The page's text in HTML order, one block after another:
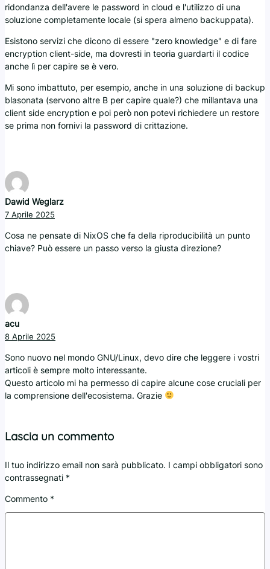
ridondanza dell'avere le password in cloud e l'utilizzo di una
soluzione completamente locale (si spera almeno backuppata).
Esistono servizi che dicono di essere "zero knowledge" e di fare
encryption client-side, ma dovresti in teoria guardarti il codice
anche lì per capire se è vero.
Mi sono imbattuto, per esempio, anche in una soluzione di backup
blasonata (servono altre B per capire quale?) che millantava una
client side encryption e poi però non potevi richiedere un restore
se prima non fornivi la password di crittazione.
Dawid Weglarz
7 Aprile 2025
Cosa ne pensate di NixOS che fa della riproducibilità un punto
chiave? Può essere un passo verso la giusta direzione?
acu
8 Aprile 2025
Sono nuovo nel mondo GNU/Linux, devo dire che leggere i vostri
articoli è sempre molto interessante.
Questo articolo mi ha permesso di capire alcune cose cruciali per
la comprensione dell'ecosistema. Grazie
Lascia un commento
Il tuo indirizzo email non sarà pubblicato. I campi obbligatori sono
contrassegnati *
Commento *